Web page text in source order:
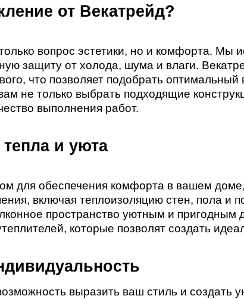
от Векатрейд?
вопрос эстетики, но и комфорта. Мы
защиту от холода, шума и влаги.
что позволяет подобрать
не только выбрать подходящие
выполнения работ.
и уюта
для обеспечения комфорта в вашем
включая теплоизоляцию стен, пола и
пространство уютным и пригодным
которые позволят создать
выразить ваш стиль и создать